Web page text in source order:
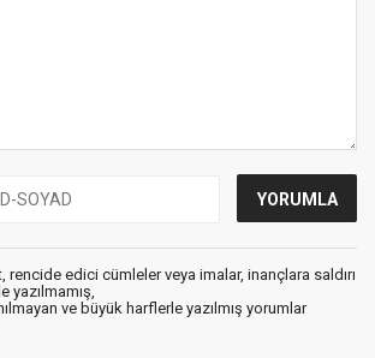
rencide edici cümleler veya imalar, inançlara saldırı
yazılmamış,
ve büyük harflerle yazılmış yorumlar